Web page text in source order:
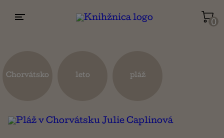
0
Chorvátsko leto pláž